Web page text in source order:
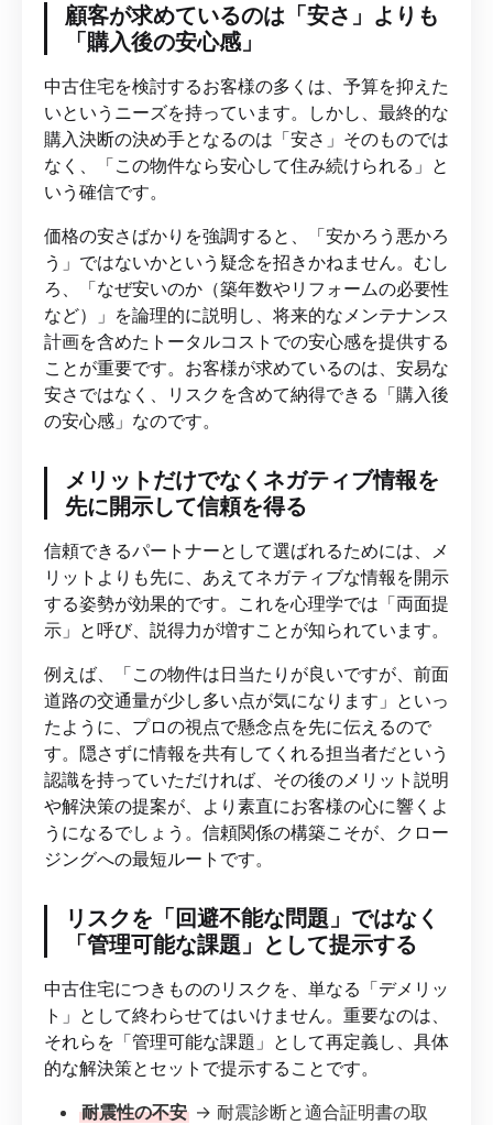
顧客が求めているのは「安さ」よりも
「購入後の安心感」
中古住宅を検討するお客様の多くは、予算を抑えた
いというニーズを持っています。しかし、最終的な
購入決断の決め手となるのは「安さ」そのものでは
なく、「この物件なら安心して住み続けられる」と
いう確信です。
価格の安さばかりを強調すると、「安かろう悪かろ
う」ではないかという疑念を招きかねません。むし
ろ、「なぜ安いのか（築年数やリフォームの必要性
など）」を論理的に説明し、将来的なメンテナンス
計画を含めたトータルコストでの安心感を提供する
ことが重要です。お客様が求めているのは、安易な
安さではなく、リスクを含めて納得できる「購入後
の安心感」なのです。
メリットだけでなくネガティブ情報を
先に開示して信頼を得る
信頼できるパートナーとして選ばれるためには、メ
リットよりも先に、あえてネガティブな情報を開示
する姿勢が効果的です。これを心理学では「両面提
示」と呼び、説得力が増すことが知られています。
例えば、「この物件は日当たりが良いですが、前面
道路の交通量が少し多い点が気になります」といっ
たように、プロの視点で懸念点を先に伝えるので
す。隠さずに情報を共有してくれる担当者だという
認識を持っていただければ、その後のメリット説明
や解決策の提案が、より素直にお客様の心に響くよ
うになるでしょう。信頼関係の構築こそが、クロー
ジングへの最短ルートです。
リスクを「回避不能な問題」ではなく
「管理可能な課題」として提示する
中古住宅につきもののリスクを、単なる「デメリッ
ト」として終わらせてはいけません。重要なのは、
それらを「管理可能な課題」として再定義し、具体
的な解決策とセットで提示することです。
耐震性の不安 → 耐震診断と適合証明書の取